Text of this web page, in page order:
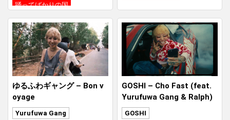
踊ってばかりの国
ゆるふわギャング – Bon v
oyage
Yurufuwa Gang
GOSHI – Cho Fast (feat.
Yurufuwa Gang & Ralph)
GOSHI